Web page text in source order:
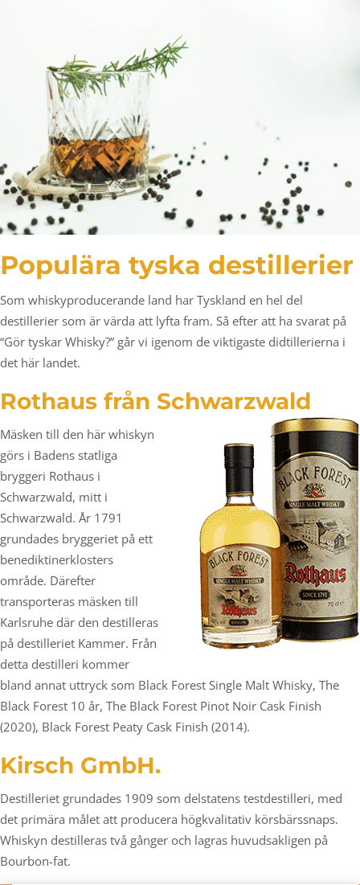
Populära tyska destillerier
Som whiskyproducerande land har Tyskland en hel del
destillerier som är värda att lyfta fram. Så efter att ha svarat på
“Gör tyskar Whisky?” går vi igenom de viktigaste didtillerierna i
det här landet.
Rothaus från Schwarzwald
Mäsken till den här whiskyn
görs i Badens statliga
bryggeri Rothaus i
Schwarzwald, mitt i
Schwarzwald. År 1791
grundades bryggeriet på ett
benediktinerklosters
område. Därefter
transporteras mäsken till
Karlsruhe där den destilleras
på destilleriet Kammer. Från
detta destilleri kommer
bland annat uttryck som Black Forest Single Malt Whisky, The
Black Forest 10 år, The Black Forest Pinot Noir Cask Finish
(2020), Black Forest Peaty Cask Finish (2014).
Kirsch GmbH.
Destilleriet grundades 1909 som delstatens testdestilleri, med
det primära målet att producera högkvalitativ körsbärssnaps.
Whiskyn destilleras två gånger och lagras huvudsakligen på
Bourbon-fat.